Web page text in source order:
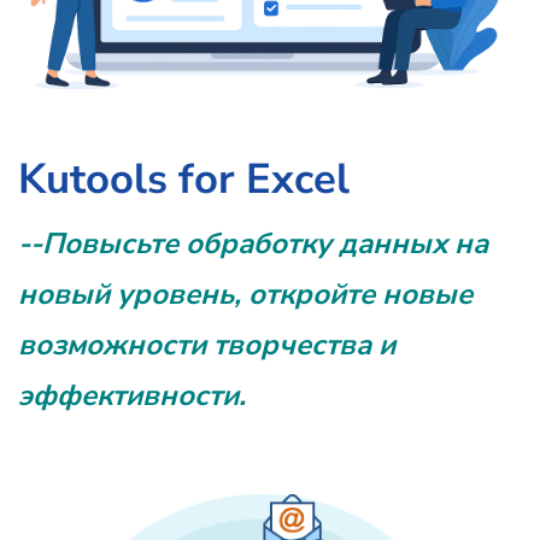
Kutools for Excel
--Повысьте обработку данных на
новый уровень, откройте новые
возможности творчества и
эффективности.